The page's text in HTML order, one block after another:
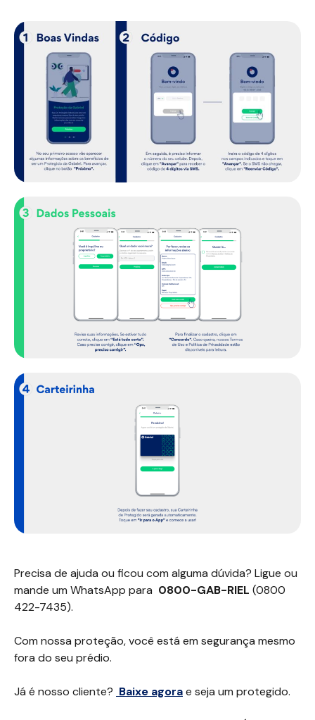
Precisa de ajuda ou ficou com alguma dúvida? Ligue ou
mande um WhatsApp para 0800-GAB-RIEL (0800
422-7435).
Com nossa proteção, você está em segurança mesmo
fora do seu prédio.
Já é nosso cliente? Baixe agorae seja um protegido.